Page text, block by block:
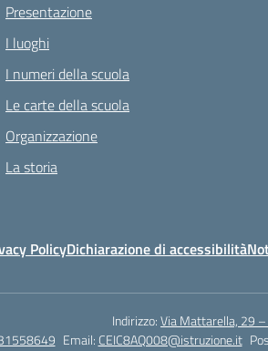
Presentazione
I luoghi
I numeri della scuola
Le carte della scuola
Organizzazione
La storia
PolicyDichiarazione di accessibilità
Indirizzo:Via Mattarella, 29
Email: CEIC8AQ008@istruzione.it